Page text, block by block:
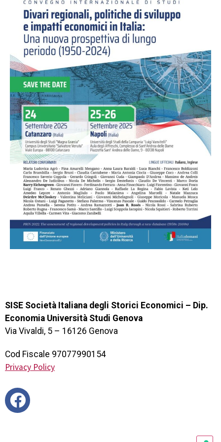
SISE Società Italiana degli Storici Economici – Dip.
Economia Università Studi Genova
Via Vivaldi, 5 – 16126 Genova
Cod Fiscale 97077990154
Privacy Policy